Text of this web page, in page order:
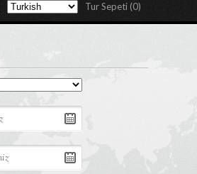
Tur Sepeti (0)